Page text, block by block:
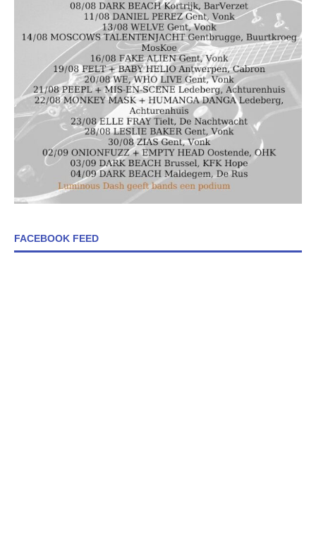
FACEBOOK FEED